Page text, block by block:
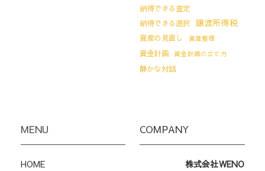
納得できる査定
納得できる選択 譲渡所得税
資産の見直し 資産整理
資金計画 資金計画の立て方
静かな対話
MENU
HOME
COMPANY
株式会社WENO